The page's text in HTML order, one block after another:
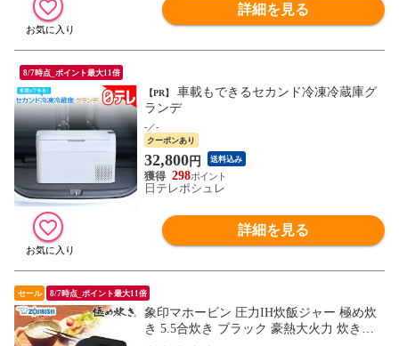
詳細を見る
8/7時点_ポイント最大11倍
【PR】
ランデ
-／-
クーポンあり
32,800円 送料込み
298
日テレポシュレ
詳細を見る
セール 8/7時点_ポイント最大11倍
象印マホービン 圧力IH炊飯ジャー 極め炊
き 5.5合炊き ブラック 豪熱大火力 炊き分